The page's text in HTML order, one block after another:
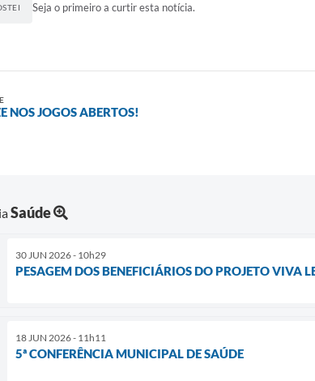
Seja o primeiro a curtir esta notícia.
NOS JOGOS ABERTOS!
Saúde
30 JUN 2026 - 10h29
PESAGEM DOS BENEFICIÁRIOS DO PROJETO VIVA
18 JUN 2026 - 11h11
5ª CONFERÊNCIA MUNICIPAL DE SAÚDE